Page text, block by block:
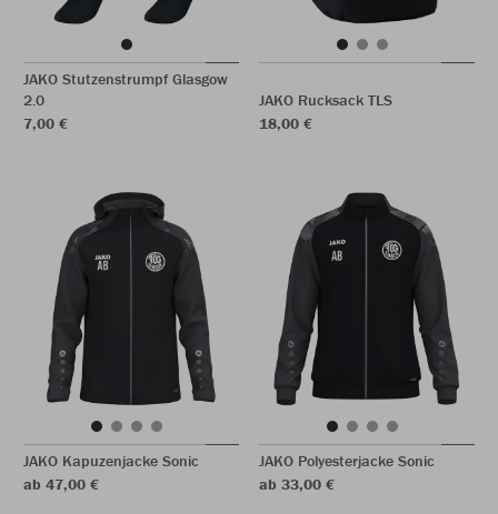
JAKO Stutzenstrumpf Glasgow
2.0
7,00 €
JAKO Rucksack TLS
18,00 €
JAKO Kapuzenjacke Sonic
ab 47,00 €
JAKO Polyesterjacke Sonic
ab 33,00 €